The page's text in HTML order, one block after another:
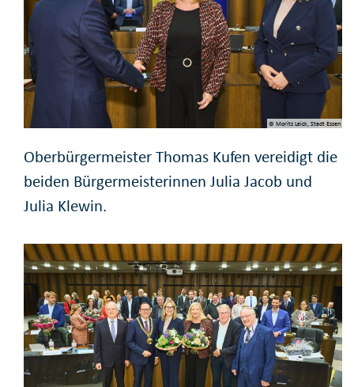
© Moritz Leick, Stadt Essen
Oberbürgermeister Thomas Kufen vereidigt die
beiden Bürgermeisterinnen Julia Jacob und
Julia Klewin.